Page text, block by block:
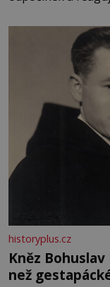
měkkost a
především klidně
historyplus.cz
Kněz
než